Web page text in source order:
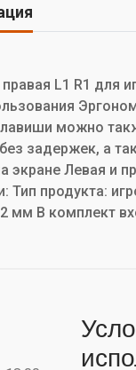
правая L1 R1
можно
задержек, а
экране Левая и
Тип продукта:
мм В комплект